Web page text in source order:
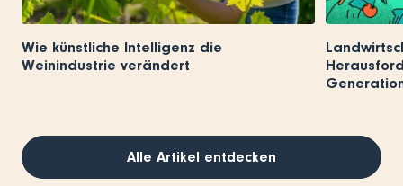
Wie künstliche Intelligenz die
Weinindustrie verändert
Alle Artikel entdecken